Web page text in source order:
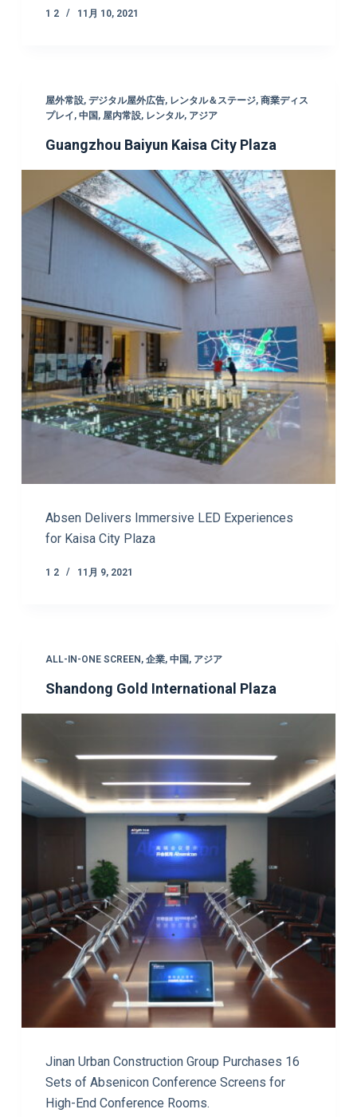
1 2 11月 10, 2021
屋外常設, デジタル屋外広告, レンタル＆ステージ, 商業ディス
プレイ, 中国, 屋内常設, レンタル, アジア
Guangzhou Baiyun Kaisa City Plaza
Absen Delivers Immersive LED Experiences
for Kaisa City Plaza
1 2 11月 9, 2021
ALL-IN-ONE SCREEN , 企業, 中国 , アジア
Shandong Gold International Plaza
Jinan Urban Construction Group Purchases 16
Sets of Absenicon Conference Screens for
High-End Conference Rooms.